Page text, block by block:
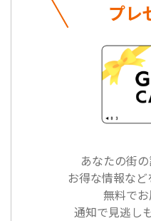
プレ
あなたの街
お得な情報な
無料でお
通知で見逃し